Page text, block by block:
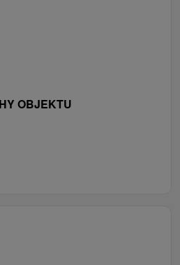
OBJEKTU